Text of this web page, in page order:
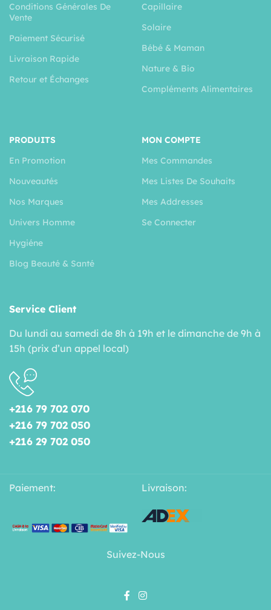
Conditions Générales De
Vente
Paiement Sécurisé
Livraison Rapide
Retour et Échanges
Capillaire
Solaire
Bébé & Maman
Nature & Bio
Compléments Alimentaires
PRODUITS
En Promotion
Nouveautés
Nos Marques
Univers Homme
Hygiéne
Blog Beauté & Santé
MON COMPTE
Mes Commandes
Mes Listes De Souhaits
Mes Addresses
Se Connecter
Service Client
Du lundi au samedi de 8h à 19h et le dimanche de 9h à
15h (prix d’un appel local)
+216 79 702 070
+216 79 702 050
+216 29 702 050
Paiement: Livraison:
Suivez-Nous